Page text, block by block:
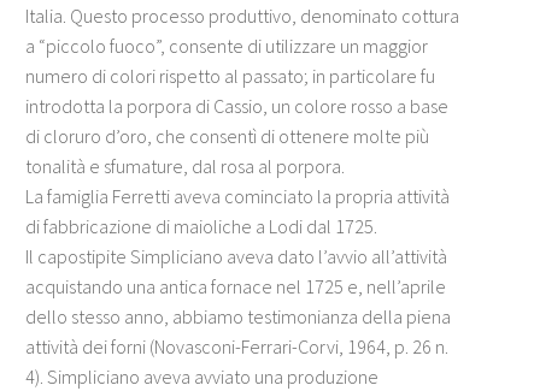
Italia. Questo processo produttivo, denominato cottura
a “piccolo fuoco”, consente di utilizzare un maggior
numero di colori rispetto al passato; in particolare fu
introdotta la porpora di Cassio, un colore rosso a base
di cloruro d’oro, che consentì di ottenere molte più
tonalità e sfumature, dal rosa al porpora.
La famiglia Ferretti aveva cominciato la propria attività
di fabbricazione di maioliche a Lodi dal 1725.
Il capostipite Simpliciano aveva dato l’avvio all’attività
acquistando una antica fornace nel 1725 e, nell’aprile
dello stesso anno, abbiamo testimonianza della piena
attività dei forni (Novasconi-Ferrari-Corvi, 1964, p. 26 n.
4). Simpliciano aveva avviato una produzione